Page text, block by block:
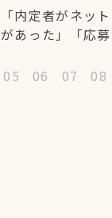
「内定者がネッ
があった」「応
05 06 07 08